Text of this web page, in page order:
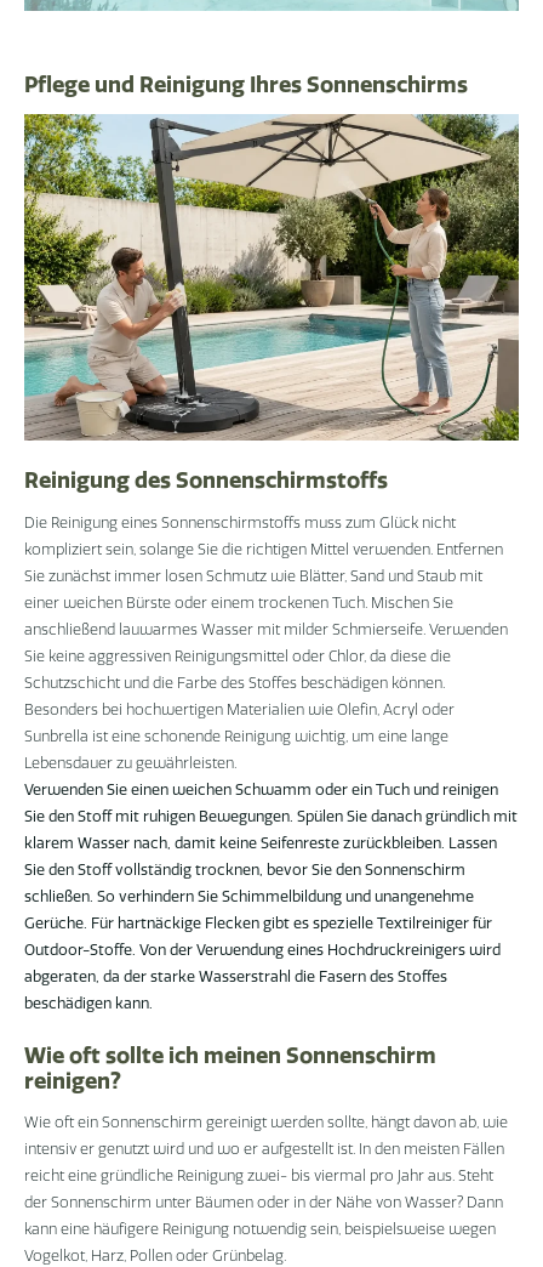
Pflege und Reinigung Ihres Sonnenschirms
Reinigung des Sonnenschirmstoffs
Die Reinigung eines Sonnenschirmstoffs muss zum Glück nicht
kompliziert sein, solange Sie die richtigen Mittel verwenden. Entfernen
Sie zunächst immer losen Schmutz wie Blätter, Sand und Staub mit
einer weichen Bürste oder einem trockenen Tuch. Mischen Sie
anschließend lauwarmes Wasser mit milder Schmierseife. Verwenden
Sie keine aggressiven Reinigungsmittel oder Chlor, da diese die
Schutzschicht und die Farbe des Stoffes beschädigen können.
Besonders bei hochwertigen Materialien wie Olefin, Acryl oder
Sunbrella ist eine schonende Reinigung wichtig, um eine lange
Lebensdauer zu gewährleisten.
Verwenden Sie einen weichen Schwamm oder ein Tuch und reinigen
Sie den Stoff mit ruhigen Bewegungen. Spülen Sie danach gründlich mit
klarem Wasser nach, damit keine Seifenreste zurückbleiben. Lassen
Sie den Stoff vollständig trocknen, bevor Sie den Sonnenschirm
schließen. So verhindern Sie Schimmelbildung und unangenehme
Gerüche. Für hartnäckige Flecken gibt es spezielle Textilreiniger für
Outdoor-Stoffe. Von der Verwendung eines Hochdruckreinigers wird
abgeraten, da der starke Wasserstrahl die Fasern des Stoffes
beschädigen kann.
Wie oft sollte ich meinen Sonnenschirm
reinigen?
Wie oft ein Sonnenschirm gereinigt werden sollte, hängt davon ab, wie
intensiv er genutzt wird und wo er aufgestellt ist. In den meisten Fällen
reicht eine gründliche Reinigung zwei- bis viermal pro Jahr aus. Steht
der Sonnenschirm unter Bäumen oder in der Nähe von Wasser? Dann
kann eine häufigere Reinigung notwendig sein, beispielsweise wegen
Vogelkot, Harz, Pollen oder Grünbelag.